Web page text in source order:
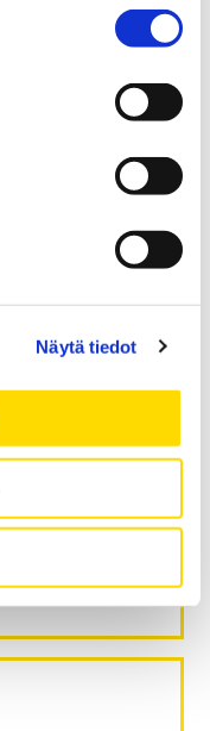
Näytä tiedot
vaan
ansaa!